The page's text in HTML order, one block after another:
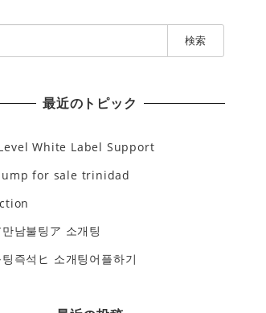
最近のトピック
White Label Support
for sale trinidad
남불팅ア 소개팅
즉석ヒ 소개팅어플하기